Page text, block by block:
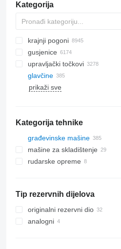
Kategorija
krajnji pogoni
gusjenice
gumene gusjenice
gusjenični lanci
metalne gusjenice
gumenе podlogе
upravljački točkovi
glavčine
prikaži sve
Kategorija tehnike
građevinske mašine
bageri
bageri-utovarivači
kranovi
opreme za zemljane radove
buldožeri
grejderi
dizalice
teleskopske dizalice
građevinski utovarivači
mašine za skladištenje
viljuškari
teleskopski utovarivači
rudarske opreme
Tip rezervnih dijelova
originalni rezervni dio
analogni